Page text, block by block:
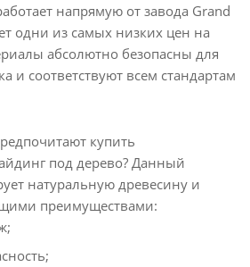
напрямую от завода Grand
одни из самых низких цен на
абсолютно безопасны для
и соответствуют всем стандартам
купить
под дерево? Данный
натуральную древесину и
преимуществами: